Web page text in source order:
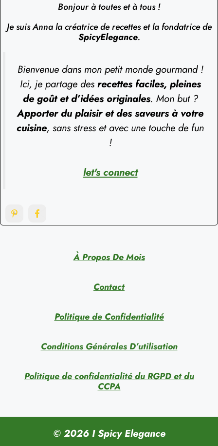
Bonjour à toutes et à tous !
Je suis Anna la créatrice de recettes et la fondatrice de
SpicyElegance.
Bienvenue dans mon petit monde gourmand !
Ici, je partage des recettes faciles, pleines
de goût et d’idées originales. Mon but ?
Apporter du plaisir et des saveurs à votre
cuisine, sans stress et avec une touche de fun
!
let's connect
À Propos De Mois
Contact
Politique de Confidentialité
Conditions Générales D’utilisation
Politique de confidentialité du RGPD et du
CCPA
© 2026 I Spicy Elegance